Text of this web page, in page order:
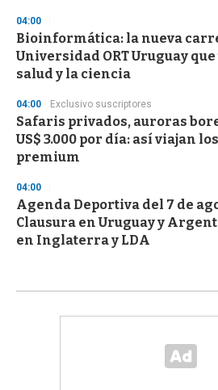
04:00
Bioinformática: la nueva
Universidad ORT Uruguay
salud y la ciencia
04:00 Exclusivo suscriptores
Safaris privados, auroras
US$ 3.000 por día: así viajan
premium
04:00
Agenda Deportiva del 7 de
Clausura en Uruguay y
en Inglaterra y LDA